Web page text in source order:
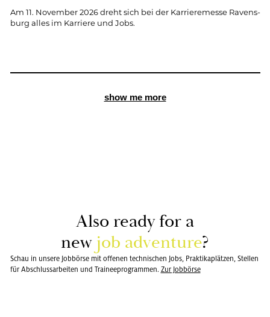
Am 11. No­vem­ber 2026 dreht sich bei der Kar­rie­re­mes­se Ra­vens­
burg alles im Kar­rie­re und Jobs.
show me more
Also ready for a
new job ad­ven­ture?
Schau in unsere Jobbörse mit offenen technischen Jobs, Praktikaplätzen, Stellen
für Abschlussarbeiten und Traineeprogrammen. Zur Job­bör­se